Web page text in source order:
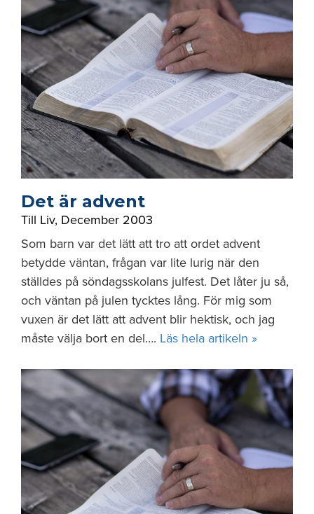
Det är advent
Till Liv, December 2003
Som barn var det lätt att tro att ordet advent
betydde väntan, frågan var lite lurig när den
ställdes på söndagsskolans julfest. Det låter ju så,
och väntan på julen tycktes lång. För mig som
vuxen är det lätt att advent blir hektisk, och jag
måste välja bort en del…. Läs hela artikeln »